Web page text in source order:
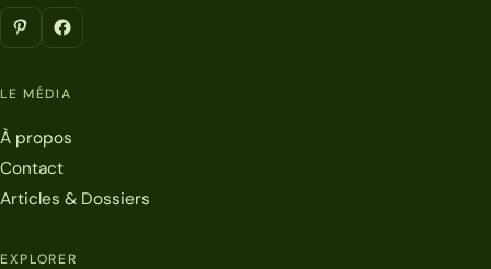
LE MÉDIA
À propos
Contact
Articles & Dossiers
EXPLORER